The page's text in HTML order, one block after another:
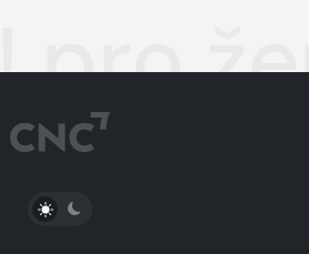
pro
PŘEPNOUT SVĚTLÝ/TMAVÝ REŽIM